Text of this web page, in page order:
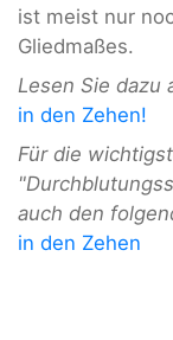
ist meist nur
Gliedmaßes.
Lesen Sie dazu
in den Zehen!
Für die
auch den
in den Zehen